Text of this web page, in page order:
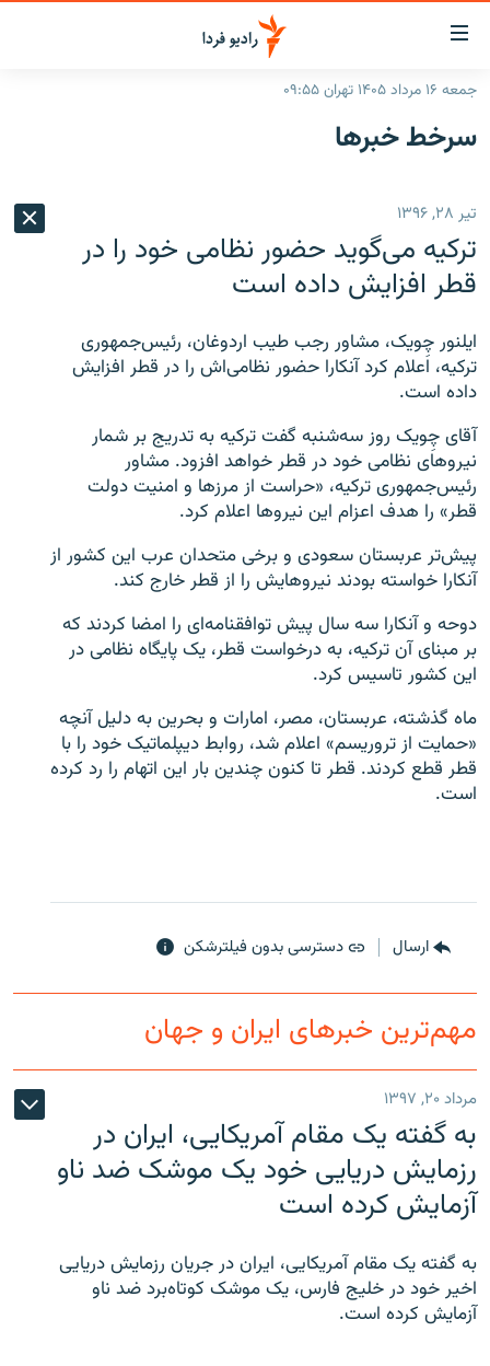
لینک‌های
قابلیت
دسترسی
بازگشت
اصلی
رفتن
صفحه
ایران
رادیو
انتخاب کنید و بشنوید
فرکانس‌ها
پادکست
گزارش‌های تصویری
گزارش‌های ویدئویی
زنان فردا
به ما بپیوندید
زبان‌های دیگر
جمعه ۱۶ مرداد ۱۴۰۵ تهران ۰۹:۵۵
سرخط‌ خبرها
تیر ۲۸, ۱۳۹۶
ترکیه می‌گوید حضور نظامی خود را در
قطر افزایش داده است
ایلنور چِویک، مشاور رجب طیب اردوغان، رئیس‌جمهوری
ترکیه، اعلام کرد آنکارا حضور نظامی‌اش را در قطر افزایش
داده است.
آقای چِویک روز سه‌شنبه گفت ترکیه به تدریج بر شمار
نیروهای نظامی خود در قطر خواهد افزود. مشاور
رئیس‌جمهوری ترکیه، «حراست از مرزها و امنیت دولت
قطر» را هدف اعزام این نیروها اعلام کرد.
پیش‌تر عربستان سعودی و برخی متحدان عرب این کشور از
آنکارا خواسته بودند نیروهایش را از قطر خارج کند.
دوحه و آنکارا سه سال پیش توافقنامه‌ای را امضا کردند که
بر مبنای آن ترکیه، به درخواست قطر، یک پایگاه نظامی در
این کشور تاسیس کرد.
ماه گذشته، عربستان، مصر، امارات و بحرین به دلیل آنچه
«حمایت از تروریسم» اعلام شد، روابط دیپلماتیک خود را با
قطر قطع کردند. قطر تا کنون چندین بار این اتهام را رد کرده
است.
ارسال دسترسی بدون فیلترشکن
مهم‌ترین خبرهای ایران و جهان
مرداد ۲۰, ۱۳۹۷
به گفته یک مقام آمریکایی، ایران در
رزمایش دریایی خود یک موشک ضد ناو
آزمایش کرده است
به گفته یک مقام آمریکایی، ایران در جریان رزمایش دریایی
اخیر خود در خلیج فارس، یک موشک کوتاه‌برد ضد ناو
آزمایش کرده است.